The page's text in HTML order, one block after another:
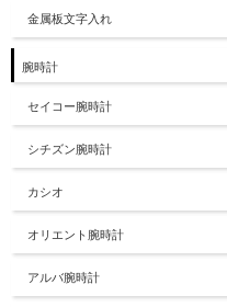
金属板文字入れ
腕時計
セイコー腕時計
シチズン腕時計
カシオ
オリエント腕時計
アルバ腕時計